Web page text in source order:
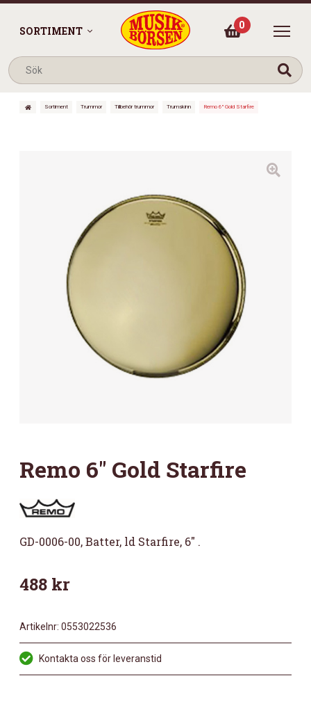
SORTIMENT 0
Sortiment Trummor Tillbehör trummor Trumskinn Remo 6″ Gold Starfire
Remo 6″ Gold Starfire
GD-0006-00, Batter, ld Starfire, 6″ .
488 kr
Artikelnr: 0553022536
Kontakta oss för leveranstid